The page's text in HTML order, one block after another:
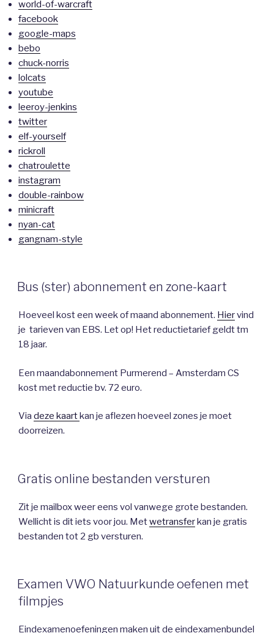
world-of-warcraft
facebook
google-maps
bebo
chuck-norris
lolcats
youtube
leeroy-jenkins
twitter
elf-yourself
rickroll
chatroulette
instagram
double-rainbow
minicraft
nyan-cat
gangnam-style
Bus (ster) abonnement en zone-kaart
Hoeveel kost een week of maand abonnement. Hiervind
je tarieven van EBS. Let op! Het reductietarief geldt tm
18 jaar.
Een maandabonnement Purmerend – Amsterdam CS
kost met reductie bv. 72 euro.
Via deze kaartkan je aflezen hoeveel zones je moet
doorreizen.
Gratis online bestanden versturen
Zit je mailbox weer eens vol vanwege grote bestanden.
Wellicht is dit iets voor jou. Metwetransferkan je gratis
bestanden tot 2 gb versturen.
Examen VWO Natuurkunde oefenen met
filmpjes
Eindexamenoefeningen maken uit de eindexamenbundel